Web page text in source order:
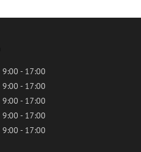
9:00 - 17:00
9:00 - 17:00
9:00 - 17:00
9:00 - 17:00
9:00 - 17:00